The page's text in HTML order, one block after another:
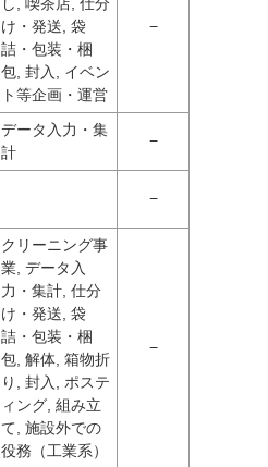
け・発送, 袋
詰・包装・梱
包, 封入, イベン
ト等企画・運営
−
データ入力・集
計
−
−
クリーニング事
業, データ入
力・集計, 仕分
け・発送, 袋
詰・包装・梱
包, 解体, 箱物折
り, 封入, ポステ
ィング, 組み立
て, 施設外での
役務（工業系）
−